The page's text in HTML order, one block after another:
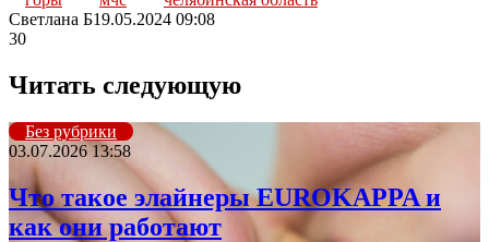
Светлана Б19.05.2024 09:08
30
Читать следующую
Без рубрики
03.07.2026 13:58
Что такое элайнеры EUROKAPPA и
как они работают